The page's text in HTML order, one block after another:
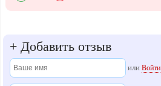
+ Добавить отзыв
илиВойти